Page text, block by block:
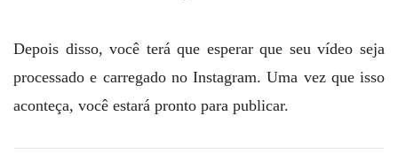
Depois disso, você terá que esperar que seu vídeo seja
processado e carregado no Instagram. Uma vez que isso
aconteça, você estará pronto para publicar.